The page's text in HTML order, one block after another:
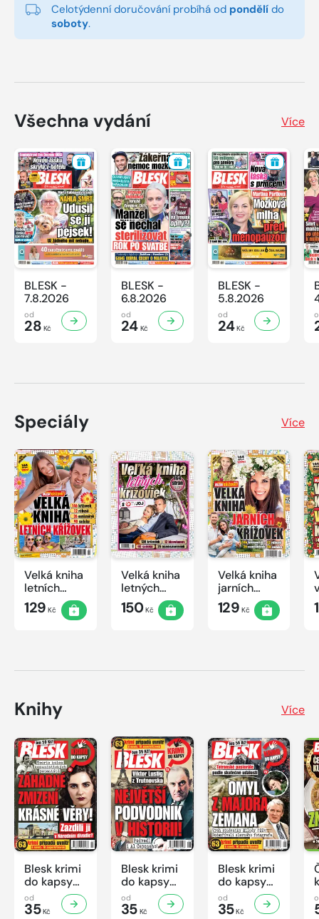
Celotýdenní doručování probíhá od pondělí do
soboty.
Všechna vydání Více
BLESK -
7.8.2026
od
28 Kč
BLESK -
6.8.2026
od
24Kč
BLESK -
5.8.2026
od
24Kč
Speciály Více
Velká kniha
letních
křížovek
2026
129 Kč
Velká kniha
letných
krížoviek s
TV JOJ
150Kč
Velká kniha
jarních
křížovek
2026
129 Kč
Knihy Více
Blesk krimi
do kapsy
č.7/2026
od
35Kč
Blesk krimi
do kapsy
č.6/2026
od
35Kč
Blesk krimi
do kapsy
č.5/2026
od
35Kč